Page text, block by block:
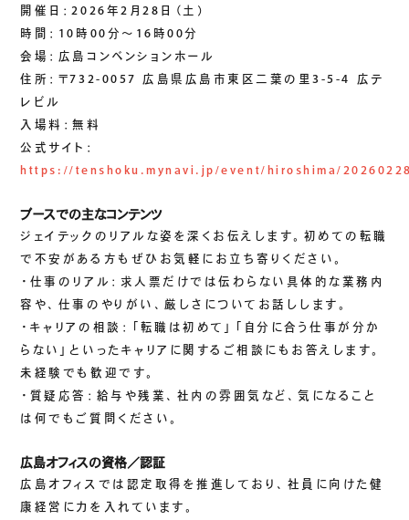
CASES
SUSTAINABILITY
SDGsへの取り組み
コンプライアンス
労働情報の公開
COMPANY
会社情報会社概要
沿革
拠点一覧
DX推進
開催日：2026年2月28日（土）
時間：10時00分～16時00分
会場：広島コンベンションホール
住所：〒732-0057 広島県広島市東区二葉の里3-5-4 広テ
レビル
入場料：無料
公式サイト：
https://tenshoku.mynavi.jp/event/hiroshima/
ブースでの主なコンテンツ
ジェイテックのリアルな姿を深くお伝えします。初めての転職
で不安がある方もぜひお気軽にお立ち寄りください。
・仕事のリアル：求人票だけでは伝わらない具体的な業務内
容や、仕事のやりがい、厳しさについてお話しします。
・キャリアの相談：「転職は初めて」「自分に合う仕事が分か
らない」といったキャリアに関するご相談にもお答えします。
未経験でも歓迎です。
・質疑応答：給与や残業、社内の雰囲気など、気になること
は何でもご質問ください。
広島オフィスの資格／認証
広島オフィスでは認定取得を推進しており、社員に向けた健
康経営に力を入れています。